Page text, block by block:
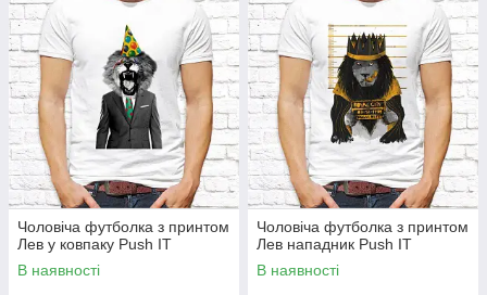
Чоловіча футболка з принтом
Лев у ковпаку Push IT
В наявності
Чоловіча футболка з принтом
Лев нападник Push IT
В наявності